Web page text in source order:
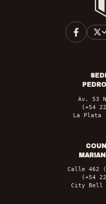
Av. 53
(+54
La Plata
Calle 462
(+54
City Bell